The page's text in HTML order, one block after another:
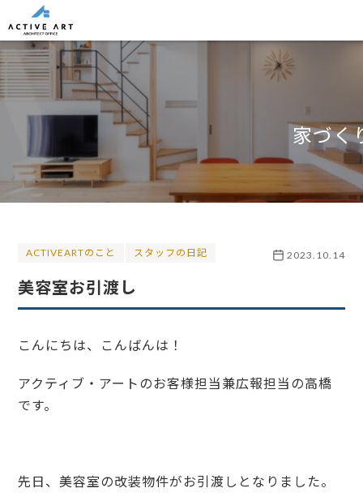
家づく
ACTIVEARTのこと スタッフの日記 2023.10.14
美容室お引渡し
こんにちは、こんばんは！
アクティブ・アートのお客様担当兼広報担当の高橋
です。
先日、美容室の改装物件がお引渡しとなりました。